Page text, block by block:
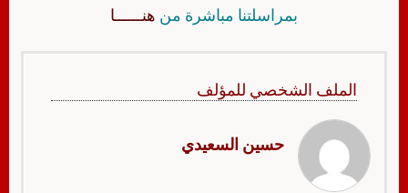
بمراسلتنا مباشرة من هنــــــا
الملف الشخصي للمؤلف
حسين السعيدي